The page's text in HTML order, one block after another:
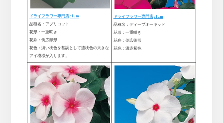
ドライフラワー専門店plum
品種名：アプリコット
花形：一重咲き
花弁：倒広卵形
花色：淡い桃色を基調として濃桃色の大きな
アイ模様が入ります。
ドライフラワー専門店plum
品種名：ディープオーキッド
花形：一重咲き
花弁：倒広卵形
花色：濃赤紫色